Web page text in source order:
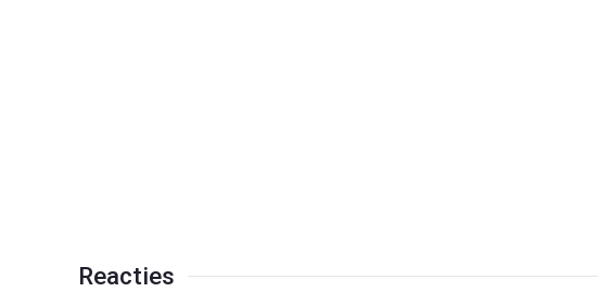
Reacties